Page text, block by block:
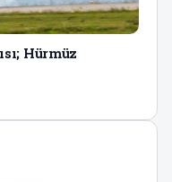
Hürmüz